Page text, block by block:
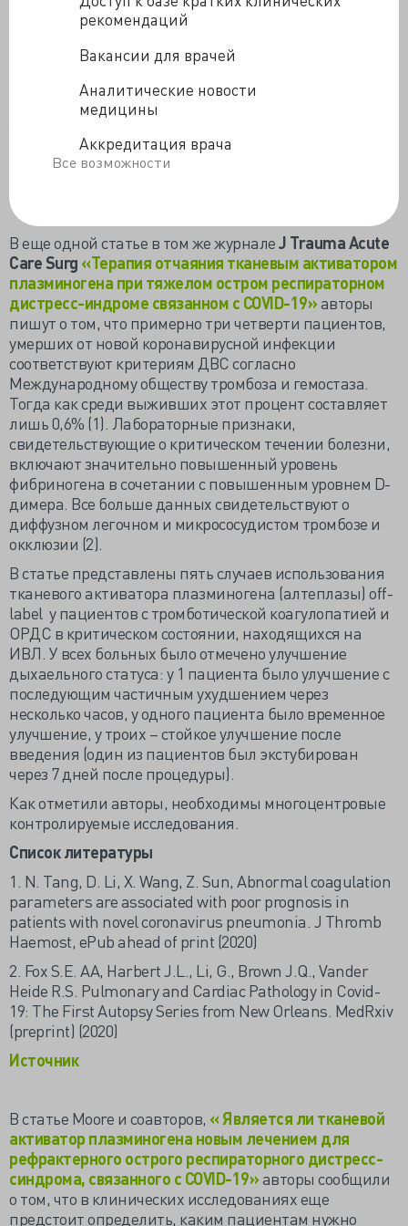
рекомендаций
Вакансии для врачей
Аналитические новости
медицины
Аккредитация врача
Все возможности
Введение тромболитиков сопровождалось
улучшением кислородного статуса пациентов и в трех
случаев предупредило перевод на ИВЛ, без побочных
эффектов. Дальнейшие клинические исследования
тромболитической терапии послужат оценке
эффективности и целесообразности этого метода
Уровень доказательности
клинических случаев
В еще одной статье в том же журналеJ TraumaAcute
CareSurg«Терапия отчаяния тканевым активатором
плазминогена при тяжелом остром респираторном
дистресс-индроме связанном с COVID-19»авторы
пишут о том, что примерно три четверти пациентов,
умерших от новой коронавирусной инфекции
соответствуют критериям ДВС согласно
Международному обществу тромбоза и гемостаза.
Тогда как среди выживших этот процент составляет
лишь 0,6% (1). Лабораторные признаки,
свидетельствующие о критическом течении болезни,
включают значительно повышенный уровень
фибриногена в сочетании с повышенным уровнем D-
димера. Все больше данных свидетельствуют о
диффузном легочном и микрососудистом тромбозе и
окклюзии (2).
В статье представлены пять случаев использования
тканевого активатора плазминогена (алтеплазы) off-
label у пациентов с тромботической коагулопатией и
ОРДС в критическом состоянии, находящихся на
ИВЛ. У всех больных было отмечено улучшение
дыхаельного статуса: у 1 пациента было улучшение с
последующим частичным ухудшением через
несколько часов, у одного пациента было временное
улучшение, у троих – стойкое улучшение после
введения (один из пациентов был экстубирован
через 7 дней после процедуры).
Как отметили авторы, необходимы многоцентровые
контролируемые исследования.
Список литературы
1. N. Tang, D. Li, X. Wang, Z. Sun, Abnormal coagulation
parameters are associated with poor prognosis in
patients with novel coronavirus pneumonia. J Thromb
Haemost, ePub ahead of print (2020)
2. Fox S.E. AA, Harbert J.L., Li, G., Brown J.Q., Vander
Heide R.S. Pulmonary and Cardiac Pathology in Covid-
19: The First Autopsy Series from New Orleans. MedRxiv
(preprint) (2020)
Источник
В статье Moore и соавторов, « Является ли тканевой
активатор плазминогена новым лечением для
рефрактерного острого респираторного дистресс-
синдрома, связанного с COVID-19»авторы сообщили
о том, что в клинических исследованиях еще
предстоит определить, каким пациентам нужно